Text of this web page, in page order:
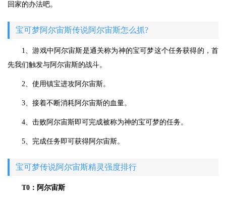
回家的办法吧。
宝可梦阿尔宙斯传说阿尔宙斯怎么抓?
1、游戏中阿尔宙斯是通关称为神的宝可梦这个任务获得的，首
先我们触发与阿尔宙斯的战斗。
2、使用镇宝进攻阿尔宙斯。
3、接着不断消耗阿尔宙斯的血量。
4、击败阿尔宙斯即可完成被称为神的宝可梦的任务。
5、完成任务即可获得阿尔宙斯。
宝可梦传说阿尔宙斯精灵强度排行
T0：阿尔宙斯